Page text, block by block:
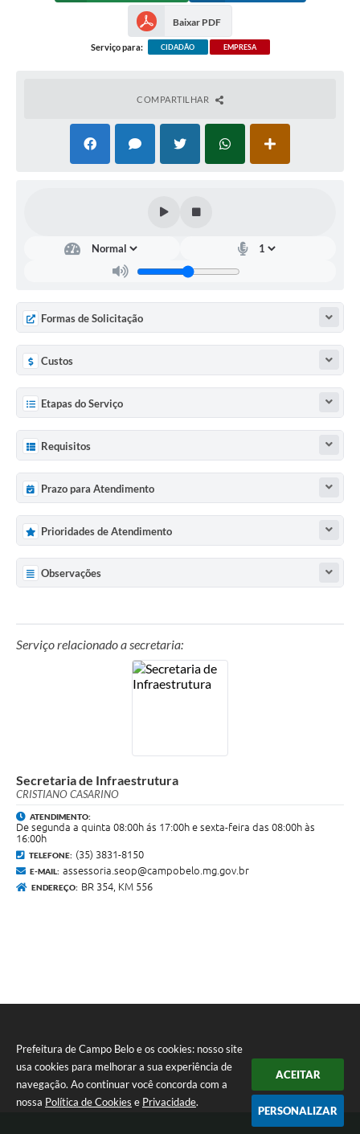
Prefeitura de Campo Belo e os cookies: nosso site
usa cookies para melhorar a sua experiência de
navegação. Ao continuar você concorda com a
nossa Política de Cookies e Privacidade.
ACEITAR
PERSONALIZAR
Baixar PDF
Serviço para: CIDADÃO EMPRESA
COMPARTILHAR
Formas de Solicitação
Custos
Etapas do Serviço
Requisitos
Prazo para Atendimento
Prioridades de Atendimento
Observações
Serviço relacionado a secretaria:
Secretaria de Infraestrutura
CRISTIANO CASARINO
ATENDIMENTO:
De segunda a quinta 08:00h ás 17:00h e sexta-feira das 08:00h às
16:00h
TELEFONE: (35) 3831-8150
E-MAIL: assessoria.seop@campobelo.mg.gov.br
ENDEREÇO: BR 354, KM 556